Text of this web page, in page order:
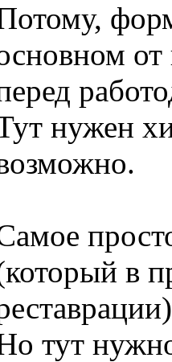
от
нужен
в
тут